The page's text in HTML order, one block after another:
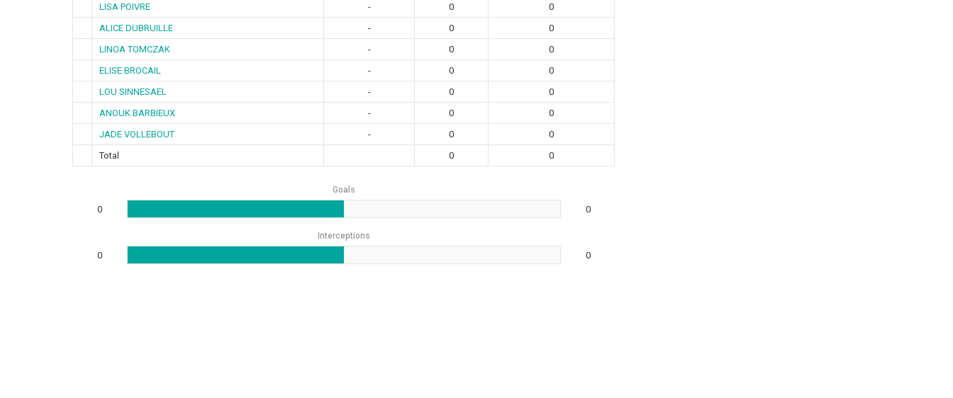
LISA POIVRE
- 0
0
ALICE DUBRUILLE
- 0
0
LINOA TOMCZAK
- 0
0
ELISE BROCAIL
- 0
0
LOU SINNESAEL
- 0
0
ANOUK BARBIEUX
- 0
0
JADE VOLLEBOUT
- 0
0
Total
0 0
Goals
0 0
Interceptions
0 0